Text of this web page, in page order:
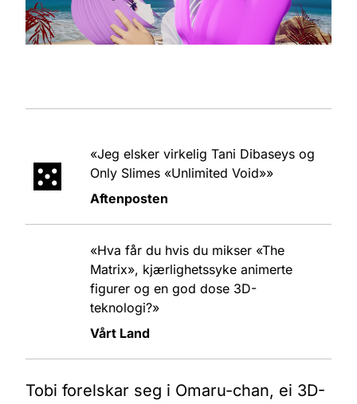
«Jeg elsker virkelig Tani Dibaseys og
Only Slimes «Unlimited Void»»
Aftenposten
«Hva får du hvis du mikser «The
Matrix», kjærlighetssyke animerte
figurer og en god dose 3D-
teknologi?»
Vårt Land
Tobi forelskar seg i Omaru-chan, ei 3D-